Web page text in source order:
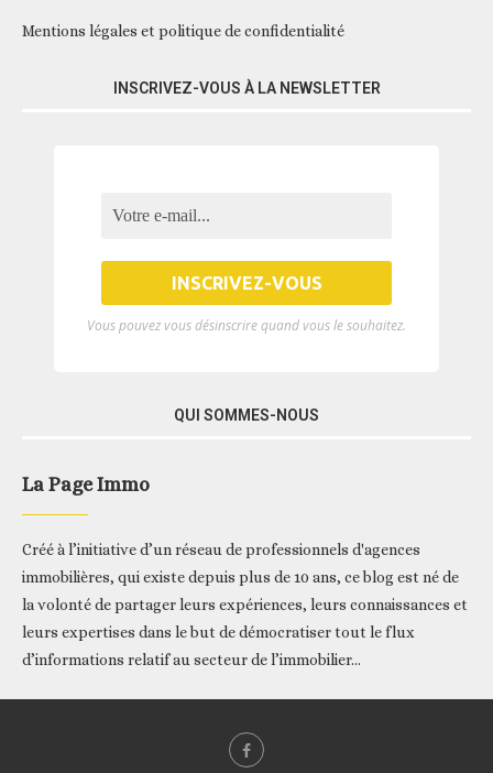
Mentions légales et politique de confidentialité
INSCRIVEZ-VOUS À LA NEWSLETTER
Vous pouvez vous désinscrire quand vous le souhaitez.
QUI SOMMES-NOUS
La Page Immo
Créé à l’initiative d’un réseau de professionnels d'agences
immobilières, qui existe depuis plus de 10 ans, ce blog est né de
la volonté de partager leurs expériences, leurs connaissances et
leurs expertises dans le but de démocratiser tout le flux
d’informations relatif au secteur de l’immobilier...